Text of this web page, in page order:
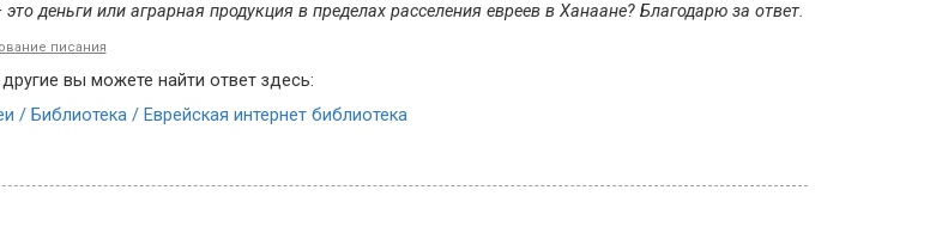
деньги или аграрная продукция в пределах расселения евреев в Ханаане? Благодарю за ответ.
писания
вы можете найти ответ здесь:
/ Библиотека / Еврейская интернет библиотека